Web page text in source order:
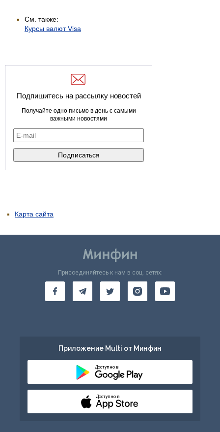
См. также:
Курсы валют Visa
Подпишитесь на рассылку новостей
Получайте одно письмо в день с самыми
важными новостями
Карта сайта
Присоединяйтесь к нам в соц. сетях:
Приложение Multi от Минфин
Доступно в
Доступно в